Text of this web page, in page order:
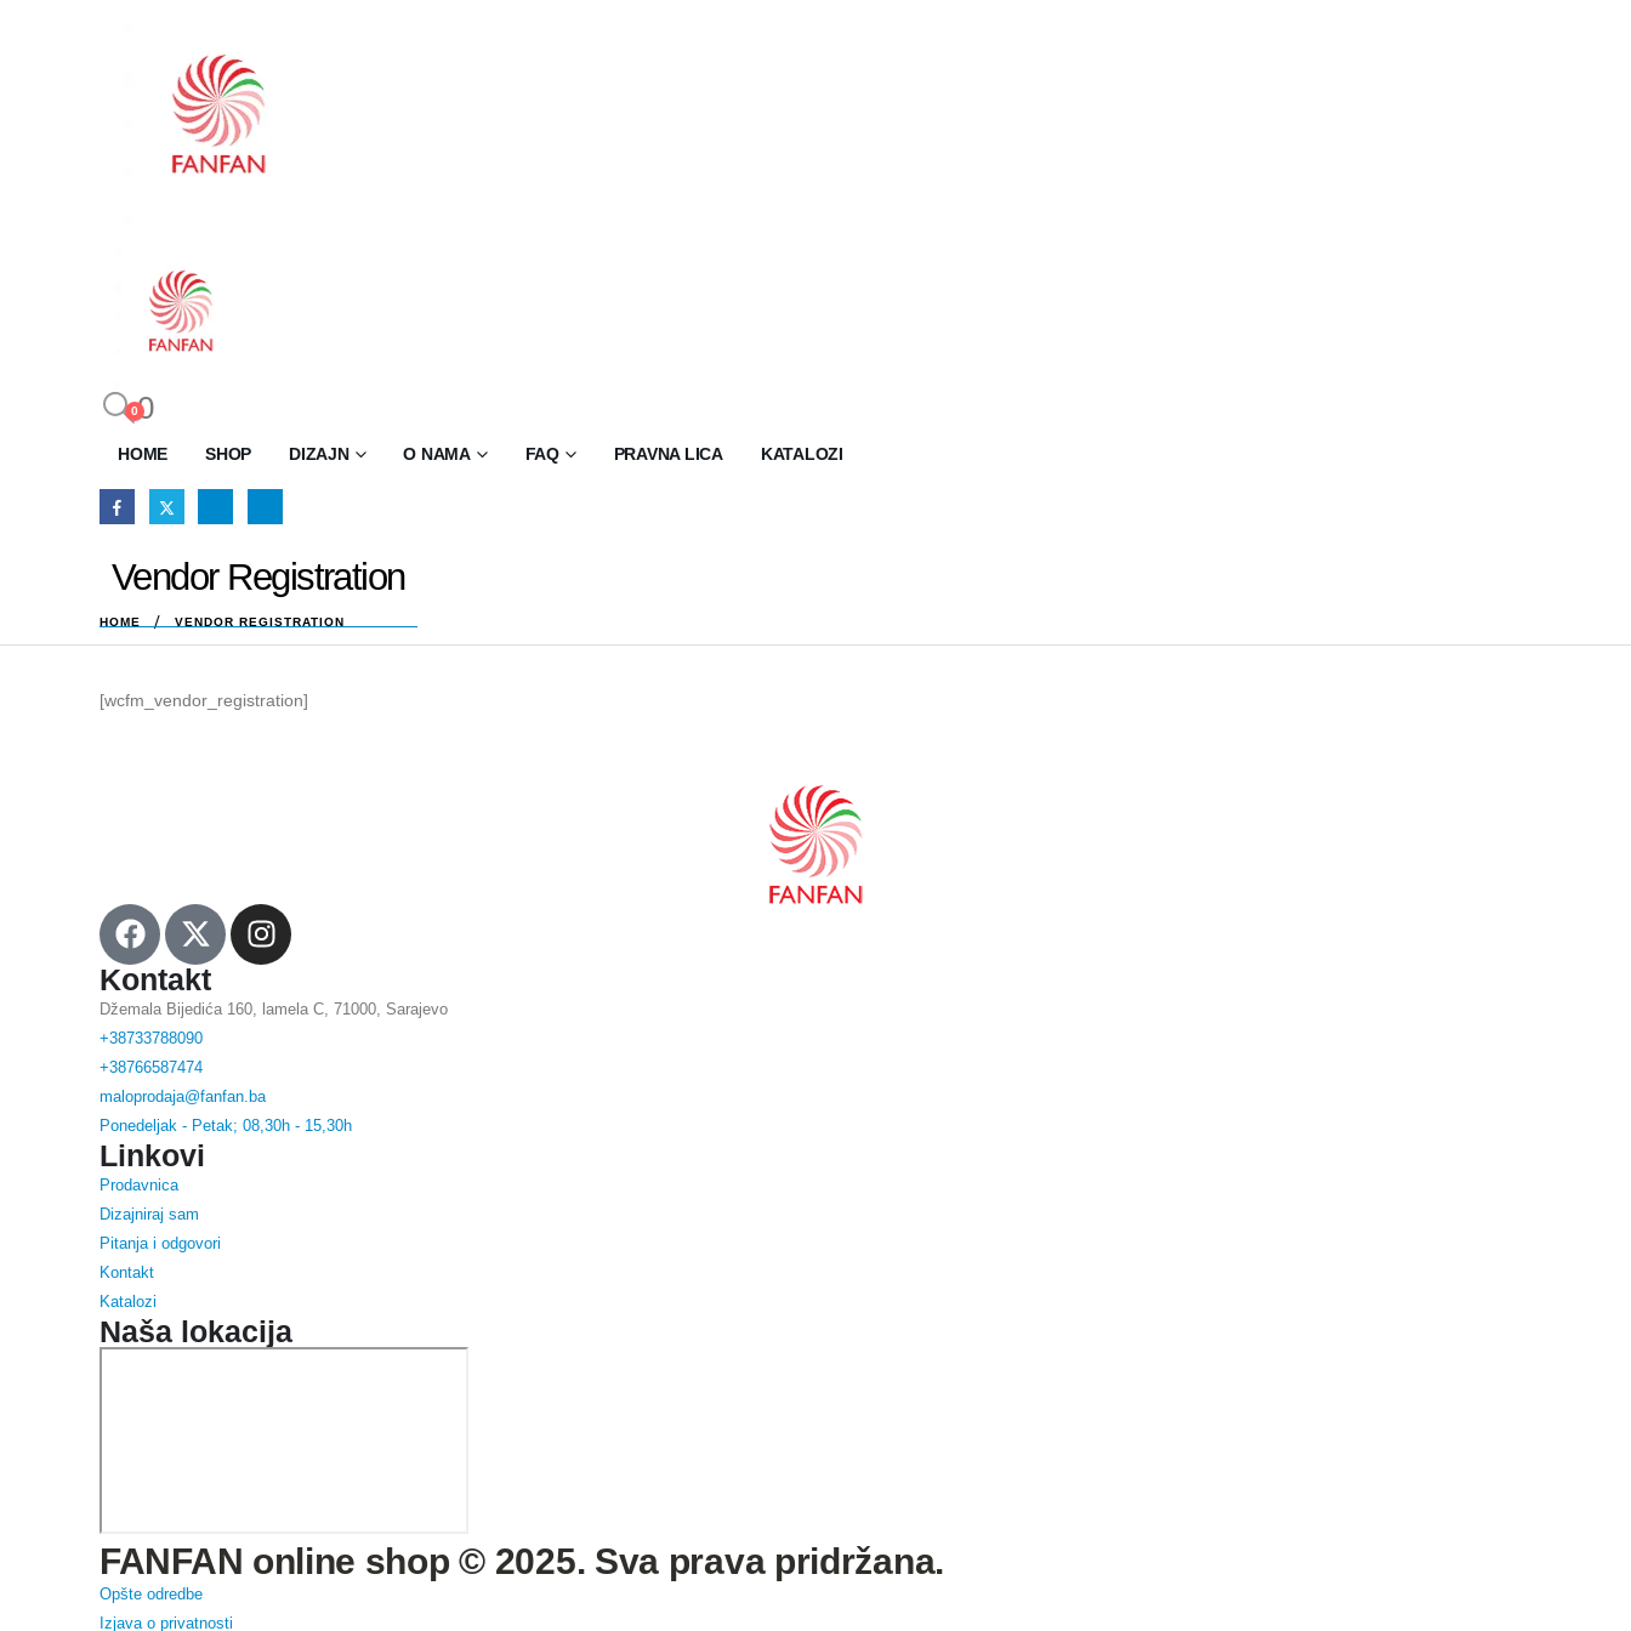
00
HOME SHOP DIZAJN O NAMA FAQ PRAVNA LICA KATALOZI
Vendor Registration
HOME VENDOR REGISTRATION
[wcfm_vendor_registration]
Kontakt
Džemala Bijedića 160, lamela C, 71000, Sarajevo
+38733788090
+38766587474
maloprodaja@fanfan.ba
Ponedeljak - Petak; 08,30h - 15,30h
Linkovi
Prodavnica
Dizajniraj sam
Pitanja i odgovori
Kontakt
Katalozi
Naša lokacija
FANFAN online shop © 2025. Sva prava pridržana.
Opšte odredbe
Izjava o privatnosti